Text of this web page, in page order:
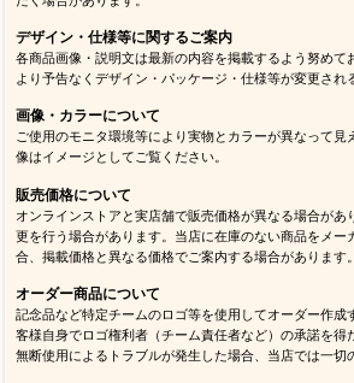
デザイン・仕様等に関するご案内
各商品画像・説明文は最新の内容を掲載するよう努めて
より予告なくデザイン・パッケージ・仕様等が変更され
画像・カラーについて
ご使用のモニタ環境等により実物とカラーが異なって見
像はイメージとしてご覧ください。
販売価格について
オンラインストアと実店舗で販売価格が異なる場合があ
更を行う場合があります。当店に在庫のない商品をメー
合、掲載価格と異なる価格でご案内する場合があります。
オーダー商品について
記念品など特定チームのロゴ等を使用してオーダー作成
客様自身でロゴ権利者（チーム責任者など）の承諾を得
無断使用によるトラブルが発生した場合、当店では一切